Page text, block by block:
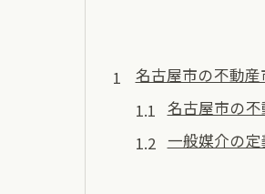
名古屋市の不動
名古屋市の
一般媒介の
専任媒介の